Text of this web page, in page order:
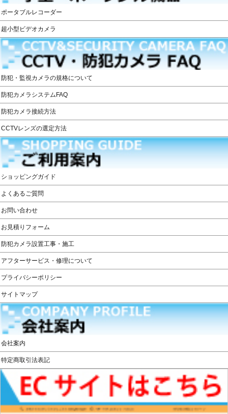
ポータブルレコーダー
超小型ビデオカメラ
防犯・監視カメラの規格について
防犯カメラシステムFAQ
防犯カメラ接続方法
CCTVレンズの選定方法
ショッピングガイド
よくあるご質問
お問い合わせ
お見積りフォーム
防犯カメラ設置工事・施工
アフターサービス・修理について
プライバシーポリシー
サイトマップ
会社案内
特定商取引法表記